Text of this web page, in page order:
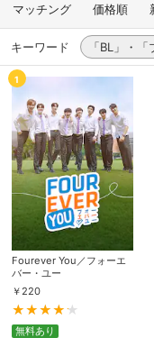
マッチング 価格順
キーワード 「BL」・
1
Fourever You／フォーエ
バー・ユー
￥ 220
無料あり